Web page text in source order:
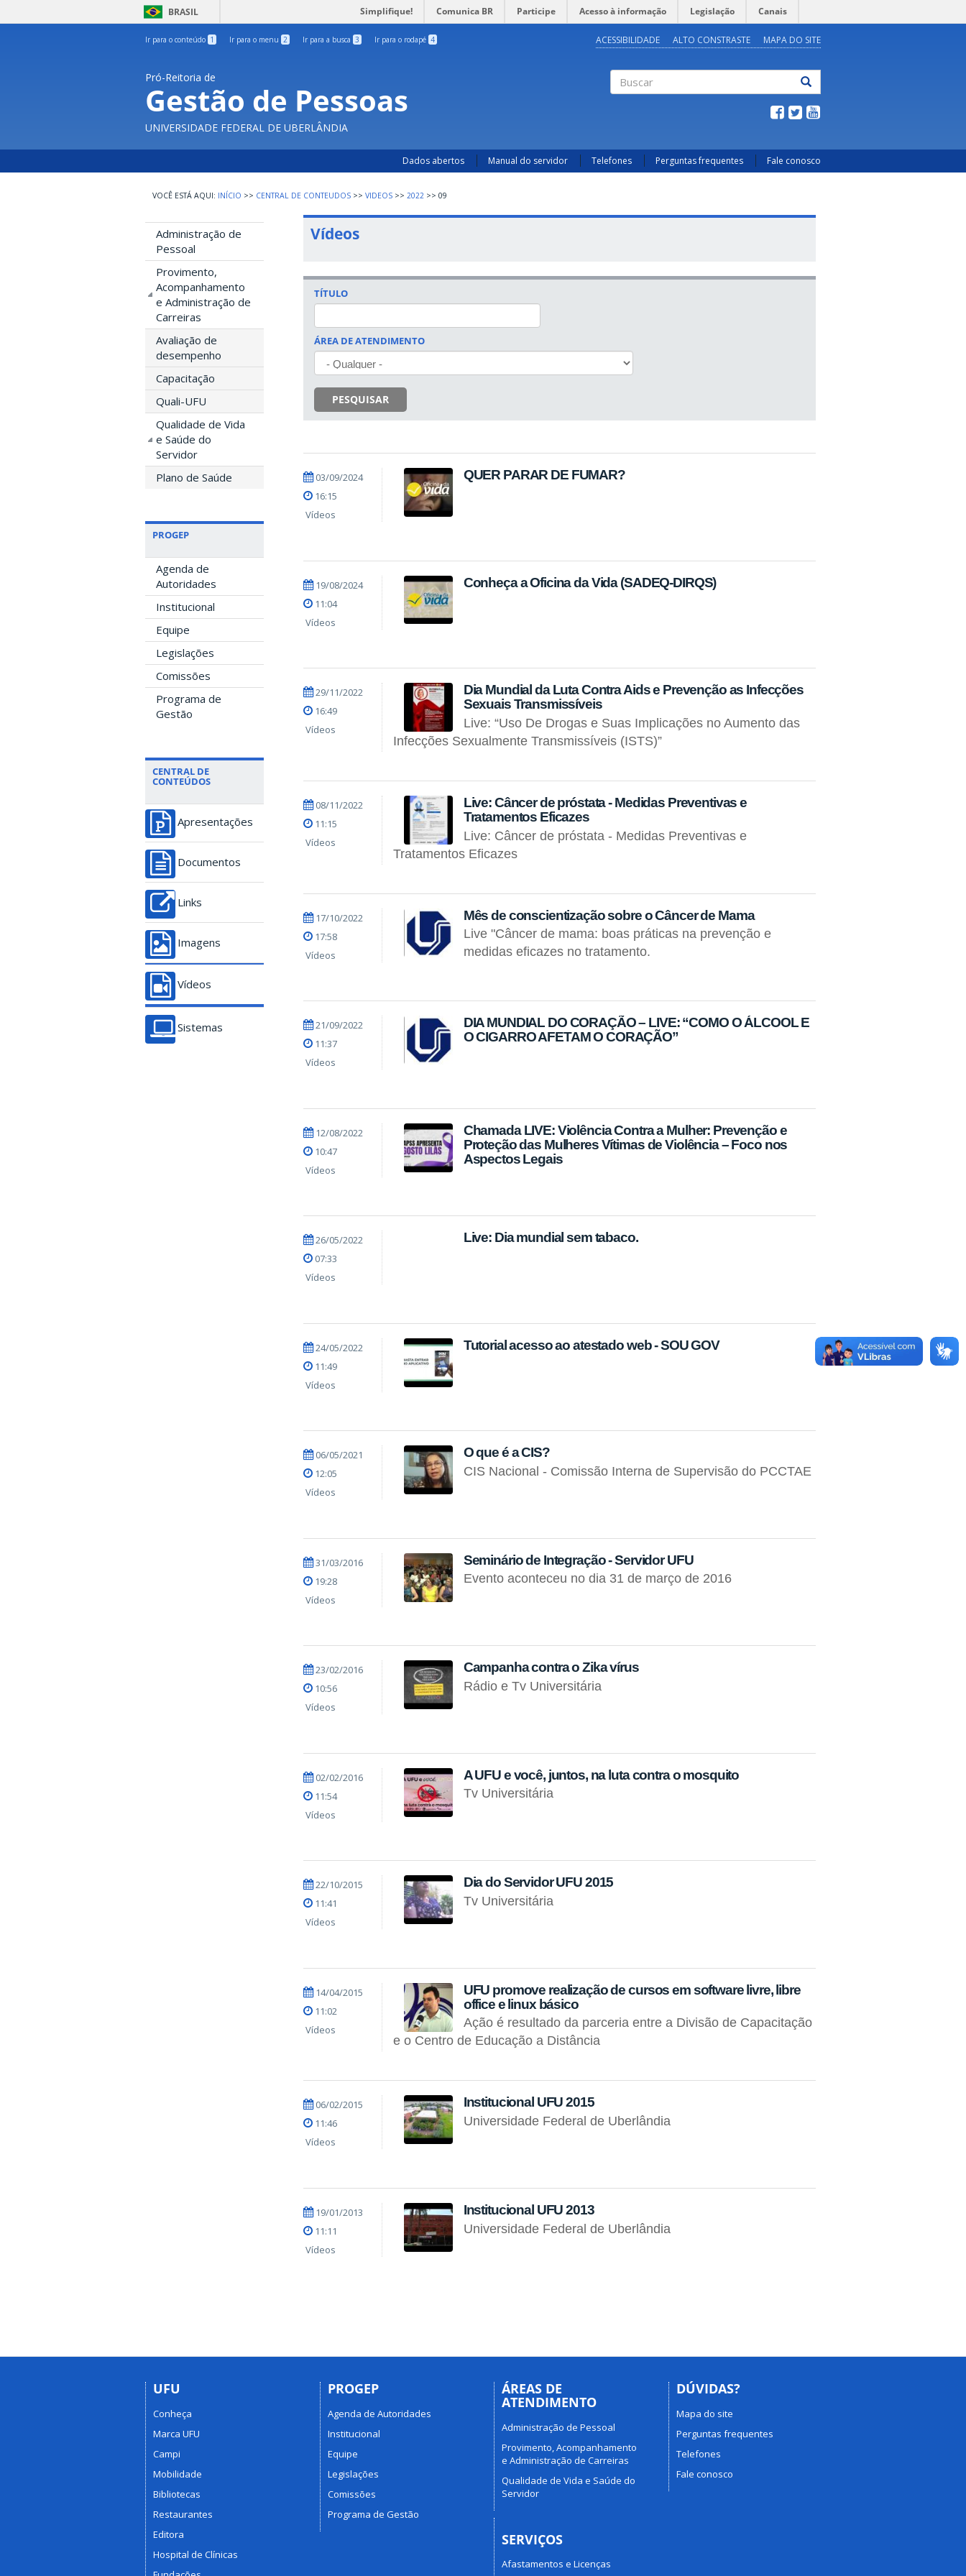
BRASIL Simplifique! Comunica BR Participe Acesso à informação Legislação Canais
Ir para o conteúdo 1 Ir para o menu 2 Ir para a busca 3 Ir para o rodapé 4 ACESSIBILIDADE ALTO CONSTRASTE MAPA DO SITE
Pró-Reitoria de
Gestão de Pessoas
UNIVERSIDADE FEDERAL DE UBERLÂNDIA
Dados abertos Manual do servidor Telefones Perguntas frequentes Fale conosco
INÍCIO >> CENTRAL DE CONTEUDOS >> VIDEOS >> 2022 >> 09
Administração de
Pessoal
Provimento,
Acompanhamento
e Administração de
Carreiras
Avaliação de
desempenho
Capacitação
Quali-UFU
Qualidade de Vida
e Saúde do
Servidor
Plano de Saúde
PROGEP
Agenda de
Autoridades
Institucional
Equipe
Legislações
Comissões
Programa de
Gestão
CENTRAL DE
CONTEÚDOS
Apresentações
Documentos
Links
Imagens
Vídeos
Sistemas
Vídeos
TÍTULO
ÁREA DE ATENDIMENTO
PESQUISAR
03/09/2024
16:15
Vídeos
QUER PARAR DE FUMAR?
19/08/2024
11:04
Vídeos
Conheça a Oficina da Vida (SADEQ-DIRQS)
29/11/2022
16:49
Vídeos
Dia Mundial da Luta Contra Aids e Prevenção as Infecções
Sexuais Transmissíveis
Live: “Uso De Drogas e Suas Implicações no Aumento das
Infecções Sexualmente Transmissíveis (ISTS)”
08/11/2022
11:15
Vídeos
Live: Câncer de próstata - Medidas Preventivas e
Tratamentos Eficazes
Live: Câncer de próstata - Medidas Preventivas e
Tratamentos Eficazes
17/10/2022
17:58
Vídeos
Mês de conscientização sobre o Câncer de Mama
Live "Câncer de mama: boas práticas na prevenção e
medidas eficazes no tratamento.
21/09/2022
11:37
Vídeos
DIA MUNDIAL DO CORAÇÃO – LIVE: “COMO O ÁLCOOL E
O CIGARRO AFETAM O CORAÇÃO”
12/08/2022
10:47
Vídeos
Chamada LIVE: Violência Contra a Mulher: Prevenção e
Proteção das Mulheres Vítimas de Violência – Foco nos
Aspectos Legais
26/05/2022
07:33
Vídeos
Live: Dia mundial sem tabaco.
24/05/2022
11:49
Vídeos
Tutorial acesso ao atestado web - SOU GOV
06/05/2021
12:05
Vídeos
O que é a CIS?
CIS Nacional - Comissão Interna de Supervisão do PCCTAE
31/03/2016
19:28
Vídeos
Seminário de Integração - Servidor UFU
Evento aconteceu no dia 31 de março de 2016
23/02/2016
10:56
Vídeos
Campanha contra o Zika vírus
Rádio e Tv Universitária
02/02/2016
11:54
Vídeos
A UFU e você, juntos, na luta contra o mosquito
Tv Universitária
22/10/2015
11:41
Vídeos
Dia do Servidor UFU 2015
Tv Universitária
14/04/2015
11:02
Vídeos
UFU promove realização de cursos em software livre, libre
office e linux básico
Ação é resultado da parceria entre a Divisão de Capacitação
e o Centro de Educação a Distância
06/02/2015
11:46
Vídeos
Institucional UFU 2015
Universidade Federal de Uberlândia
19/01/2013
11:11
Vídeos
Institucional UFU 2013
Universidade Federal de Uberlândia
UFU
Conheça
Marca UFU
Campi
Mobilidade
Bibliotecas
Restaurantes
Editora
Hospital de Clínicas
PROGEP
Agenda de Autoridades
Institucional
Equipe
Legislações
Comissões
Programa de Gestão
ÁREAS DE
ATENDIMENTO
Administração de Pessoal
Provimento, Acompanhamento
e Administração de Carreiras
Qualidade de Vida e Saúde do
Servidor
SERVIÇOS
Afastamentos e Licenças
DÚVIDAS?
Mapa do site
Perguntas frequentes
Telefones
Fale conosco